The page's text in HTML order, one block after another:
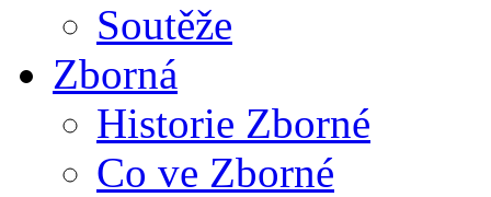
Soutěže
Zborná
Historie Zborné
Co ve Zborné